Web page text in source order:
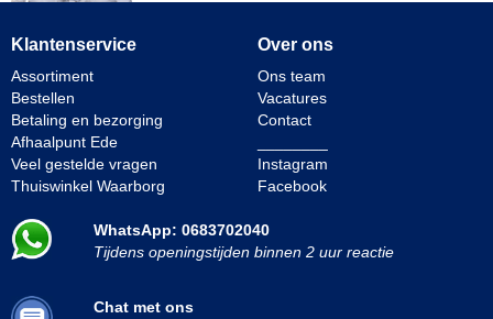
Klantenservice
Assortiment
Bestellen
Betaling en bezorging
Afhaalpunt Ede
Veel gestelde vragen
Thuiswinkel Waarborg
Over ons
Ons team
Vacatures
Contact
Instagram
Facebook
WhatsApp: 0683702040
Tijdens openingstijden binnen 2 uur reactie
Chat met ons